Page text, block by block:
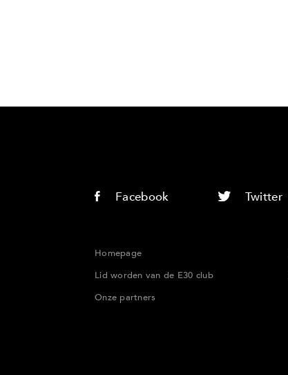
Facebook Twitter
Homepage
Lid worden van de E30 club
Onze partners